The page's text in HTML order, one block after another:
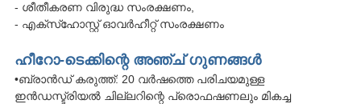
- ശീതീകരണ വിരുദ്ധ സംരക്ഷണം,
- എക്‌സ്‌ഹോസ്റ്റ് ഓവർഹീറ്റ് സംരക്ഷണം
ഹീറോ-ടെക്കിന്റെ അഞ്ച് ഗുണങ്ങൾ
•ബ്രാൻഡ് കരുത്ത്: 20 വർഷത്തെ പരിചയമുള്ള
ഇൻഡസ്ട്രിയൽ ചില്ലറിന്റെ പ്രൊഫഷണലും മികച്ച